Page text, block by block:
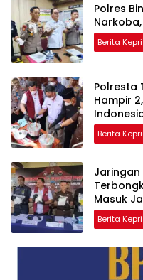
Polres
Berita Kepri
Polresta
Hampir
Berita Kepri
Jaringan
Masuk
Berita Kepri